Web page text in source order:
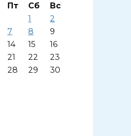
Пт Сб
Вс
1
2
7 8
9
14 15
16
21 22
23
28 29
30